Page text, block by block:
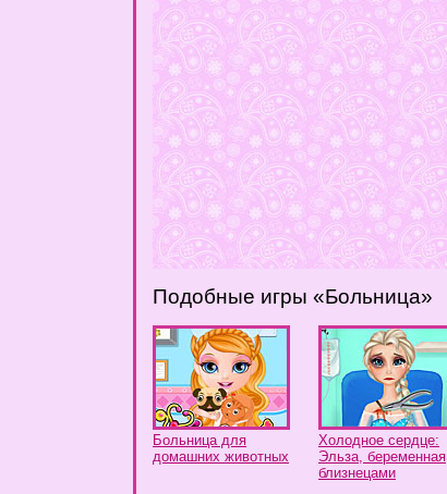
Подобные игры «Больница»
Больница для
домашних животных
Холодное сердце:
Эльза, беременная
близнецами